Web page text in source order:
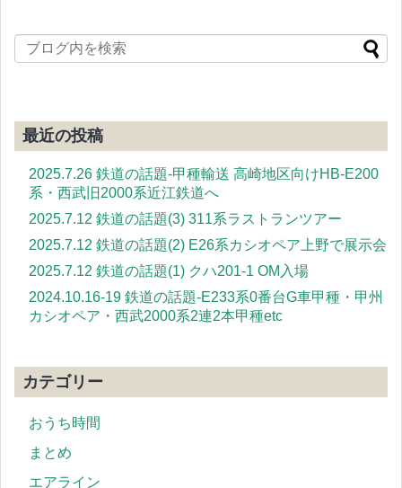
最近の投稿
2025.7.26 鉄道の話題-甲種輸送 高崎地区向けHB-E200
系・西武旧2000系近江鉄道へ
2025.7.12 鉄道の話題(3) 311系ラストランツアー
2025.7.12 鉄道の話題(2) E26系カシオペア上野で展示会
2025.7.12 鉄道の話題(1) クハ201-1 OM入場
2024.10.16-19 鉄道の話題-E233系0番台G車甲種・甲州
カシオペア・西武2000系2連2本甲種etc
カテゴリー
おうち時間
まとめ
エアライン